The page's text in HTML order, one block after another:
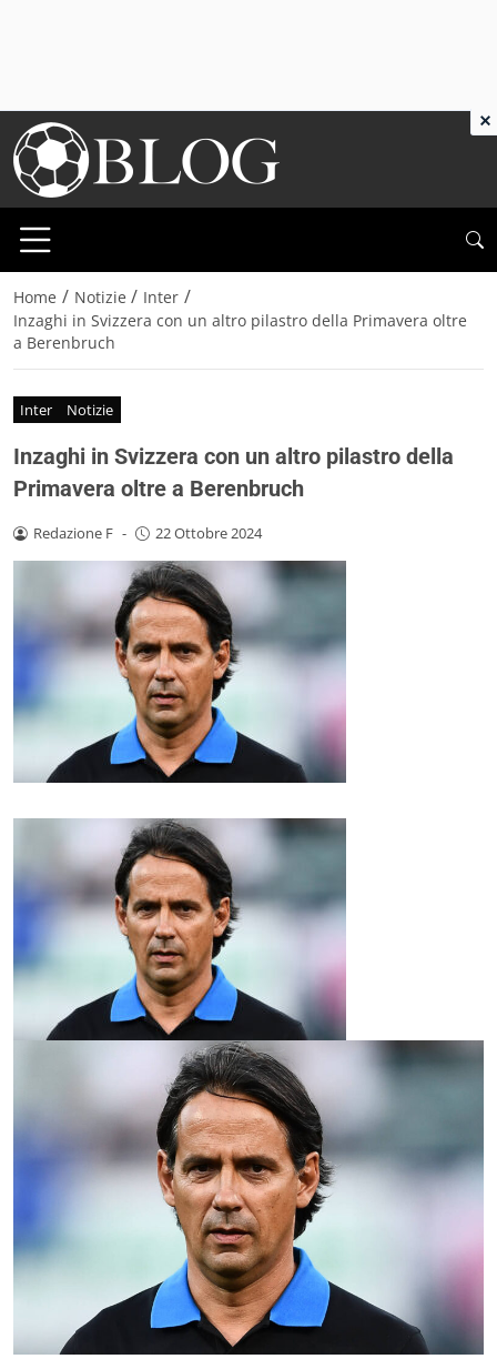
Home / Notizie / Inter /
Inzaghi in Svizzera con un altro pilastro della Primavera oltre
a Berenbruch
Inter Notizie
Inzaghi in Svizzera con un altro pilastro della
Primavera oltre a Berenbruch
Redazione F - 22 Ottobre 2024
×